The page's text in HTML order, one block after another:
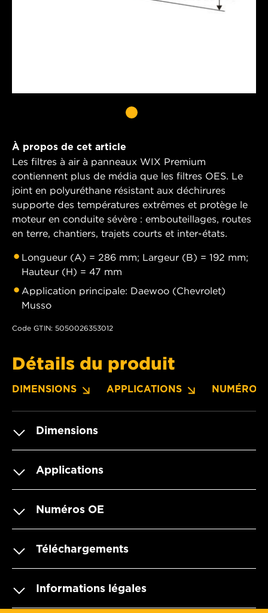
À propos de cet article
Les filtres à air à panneaux WIX Premium
contiennent plus de média que les filtres OES. Le
joint en polyuréthane résistant aux déchirures
supporte des températures extrêmes et protège le
moteur en conduite sévère : embouteillages, routes
en terre, chantiers, trajets courts et inter-états.
Longueur (A) = 286 mm; Largeur (B) = 192 mm;
Hauteur (H) = 47 mm
Application principale: Daewoo (Chevrolet)
Musso
Code GTIN: 5050026353012
Détails du produit
DIMENSIONS APPLICATIONS NUMÉROS
Dimensions
Applications
Numéros OE
Téléchargements
Informations légales